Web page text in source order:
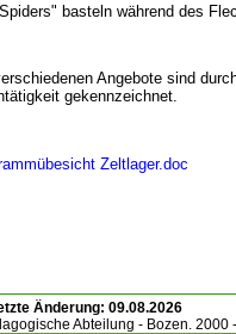
basteln während des
Angebote sind
gekennzeichnet.
Zeltlager.doc
Änderung: 09.08.2026
Abteilung - Bozen. 2000